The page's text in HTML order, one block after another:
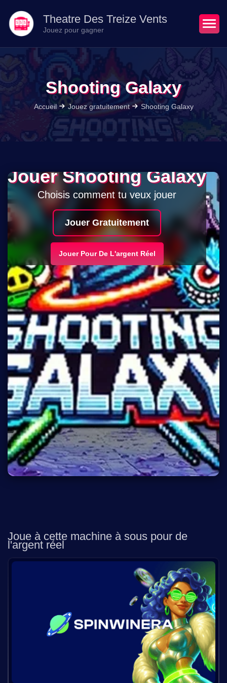
Theatre Des Treize Vents
Jouez pour gagner
Shooting Galaxy
Accueil Jouez gratuitement Shooting Galaxy
Jouer Shooting Galaxy
Choisis comment tu veux jouer
Jouer Gratuitement
Jouer Pour De L'argent Réel
Joue à cette machine à sous pour de
l'argent réel